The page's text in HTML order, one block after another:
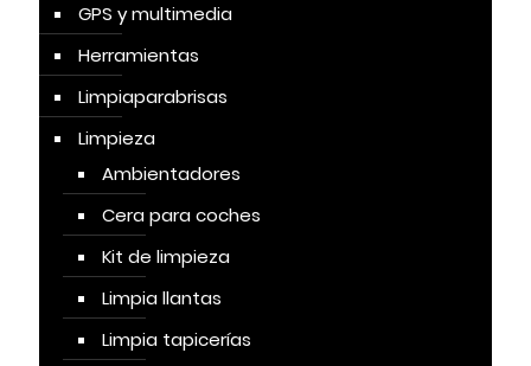
GPS y multimedia
Herramientas
Limpiaparabrisas
Limpieza
Ambientadores
Cera para coches
Kit de limpieza
Limpia llantas
Limpia tapicerías